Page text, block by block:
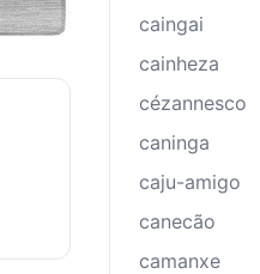
caingai
cainheza
cézannesco
caninga
caju-amigo
canecão
camanxe